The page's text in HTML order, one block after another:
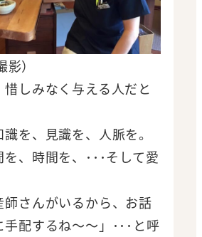
）
しみなく与える人だと
を、見識を、人脈を。
、時間を、･･･そして愛
師さんがいるから、お話
配するね～～」･･･と呼